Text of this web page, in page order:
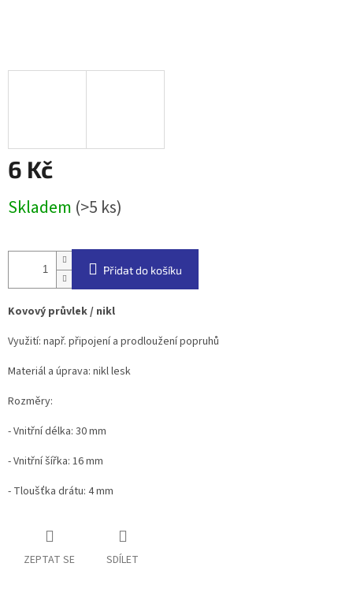
6 Kč
cena:
Skladem (>5 ks)
Přidat do košíku
Kovový průvlek / nikl
Využití: např. připojení a prodloužení popruhů
Materiál a úprava: nikl lesk
Rozměry:
- Vnitřní délka: 30 mm
- Vnitřní šířka: 16 mm
- Tloušťka drátu: 4 mm
ZEPTAT SE SDÍLET